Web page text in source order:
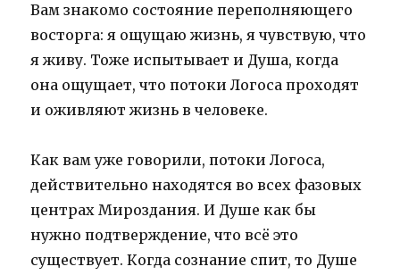
Вам знакомо состояние переполняющего
восторга: я ощущаю жизнь, я чувствую, что
я живу. Тоже испытывает и Душа, когда
она ощущает, что потоки Логоса проходят
и оживляют жизнь в человеке.
Как вам уже говорили, потоки Логоса,
действительно находятся во всех фазовых
центрах Мироздания. И Душе как бы
нужно подтверждение, что всё это
существует. Когда сознание спит, то Душе